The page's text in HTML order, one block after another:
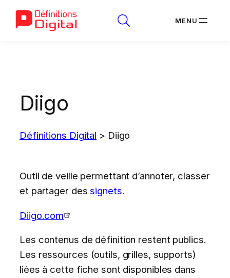
Diigo
Définitions Digital > Diigo
Outil de veille permettant d’annoter, classer
et partager dessignets.
Diigo.com
Les contenus de définition restent publics.
Les ressources (outils, grilles, supports)
liées à cette fiche sont disponibles dans